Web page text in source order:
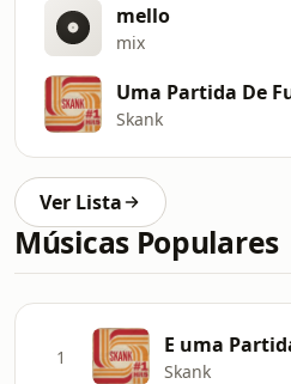
mello
mix
Uma Partida De
Skank
Ver Lista
Músicas Populares
1 E uma
Skank